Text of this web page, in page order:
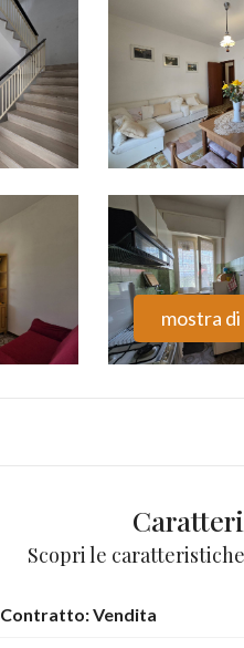
mostra di
Scopri le
Contratto: Vendita